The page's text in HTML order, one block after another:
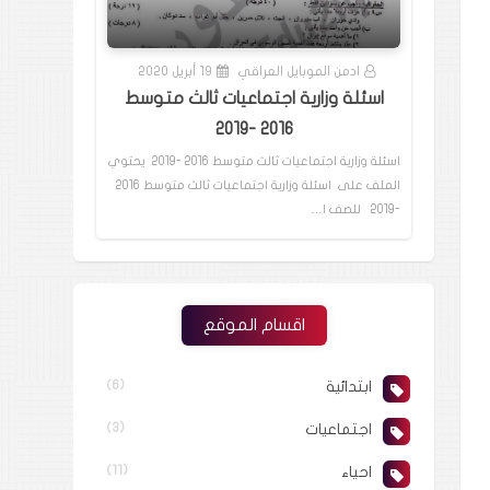
ادمن الموبايل العراقي 19 أبريل 2020
اسئلة وزارية اجتماعيات ثالث متوسط
2016 -2019
اسئلة وزارية اجتماعيات ثالث متوسط 2016 -2019 يحتوي
الملف على اسئلة وزارية اجتماعيات ثالث متوسط 2016
-2019 للصف ا…
اقسام الموقع
ابتدائية (6)
اجتماعيات (3)
احياء (11)